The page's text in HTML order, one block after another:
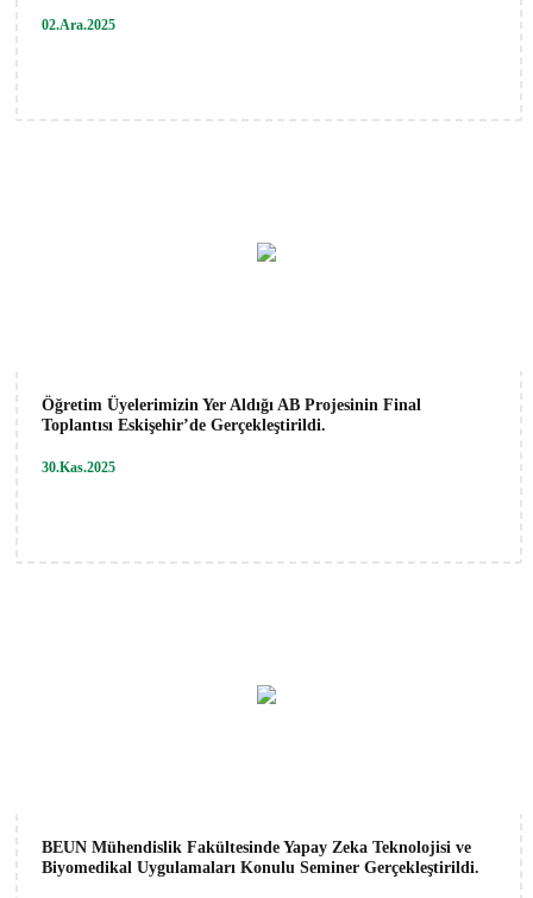
02.Ara.2025
Öğretim Üyelerimizin Yer Aldığı AB Projesinin Final
Toplantısı Eskişehir’de Gerçekleştirildi.
30.Kas.2025
BEUN Mühendislik Fakültesinde Yapay Zeka Teknolojisi ve
Biyomedikal Uygulamaları Konulu Seminer Gerçekleştirildi.